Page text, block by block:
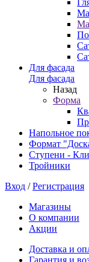
Для фасада
Для фасада
Назад
Форма
Напольное
Формат
Ступени -
Тройники
Вход /Регистрация
Магазины
О компании
Акции
Доставка и
Гарантия и